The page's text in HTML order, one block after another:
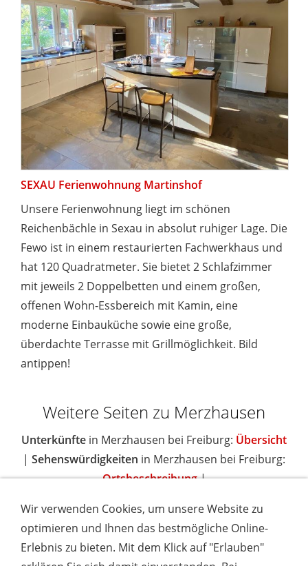
SEXAU Ferienwohnung Martinshof
Unsere Ferienwohnung liegt im schönen
Reichenbächle in Sexau in absolut ruhiger Lage. Die
Fewo ist in einem restaurierten Fachwerkhaus und
hat 120 Quadratmeter. Sie bietet 2 Schlafzimmer
mit jeweils 2 Doppelbetten und einem großen,
offenen Wohn-Essbereich mit Kamin, eine
moderne Einbauküche sowie eine große,
überdachte Terrasse mit Grillmöglichkeit. Bild
antippen!
Weitere Seiten zu Merzhausen
Unterkünfte in Merzhausen bei Freiburg: Übersicht
| Sehenswürdigkeiten in Merzhausen bei Freiburg:
Ortsbeschreibung|
IMPRESSUM COOKIES & DATENSCHUTZ
AGB
TOURISMUSHELD
WISSENSWERT NEWSLETTER
Wir verwenden Cookies, um unsere Website zu
optimieren und Ihnen das bestmögliche Online-
Erlebnis zu bieten. Mit dem Klick auf "Erlauben"